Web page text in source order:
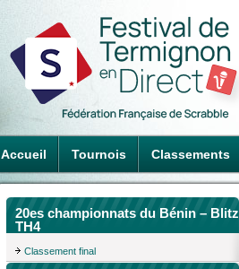
Accueil Tournois Classements
20es championnats du Bénin – Blitz
TH4
Classement final